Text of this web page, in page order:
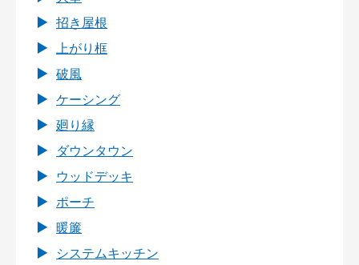
招き屋根
上がり框
破風
ケーシング
廻り縁
ダウンタウン
ウッドデッキ
ポーチ
暖簾
システムキッチン